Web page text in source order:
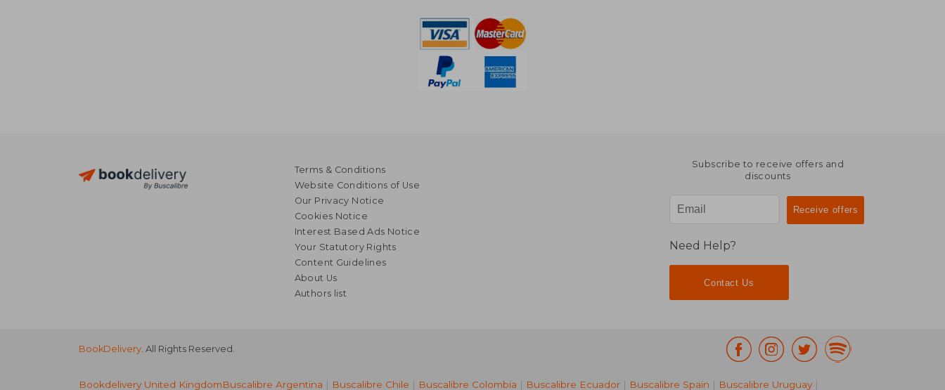
Terms & Conditions
Website Conditions of Use
Our Privacy Notice
Cookies Notice
Interest Based Ads Notice
Your Statutory Rights
Content Guidelines
About Us
Authors list
Subscribe to receive offers and
discounts
Need Help?
Contact Us
BookDelivery . All Rights Reserved.
Bookdelivery United KingdomBuscalibre Argentina | Buscalibre Chile | Buscalibre Colombia | Buscalibre Ecuador | Buscalibre Spain | Buscalibre Uruguay |